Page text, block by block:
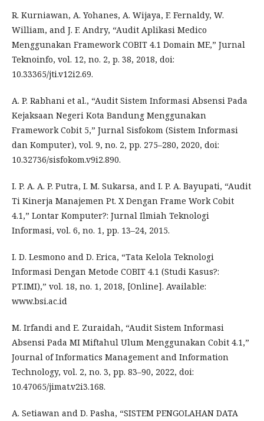
R. Kurniawan, A. Yohanes, A. Wijaya, F. Fernaldy, W.
William, and J. F. Andry, “Audit Aplikasi Medico
Menggunakan Framework COBIT 4.1 Domain ME,” Jurnal
Teknoinfo, vol. 12, no. 2, p. 38, 2018, doi:
10.33365/jti.v12i2.69.
A. P. Rabhani et al., “Audit Sistem Informasi Absensi Pada
Kejaksaan Negeri Kota Bandung Menggunakan
Framework Cobit 5,” Jurnal Sisfokom (Sistem Informasi
dan Komputer), vol. 9, no. 2, pp. 275–280, 2020, doi:
10.32736/sisfokom.v9i2.890.
I. P. A. A. P. Putra, I. M. Sukarsa, and I. P. A. Bayupati, “Audit
Ti Kinerja Manajemen Pt. X Dengan Frame Work Cobit
4.1,” Lontar Komputer?: Jurnal Ilmiah Teknologi
Informasi, vol. 6, no. 1, pp. 13–24, 2015.
I. D. Lesmono and D. Erica, “Tata Kelola Teknologi
Informasi Dengan Metode COBIT 4.1 (Studi Kasus?:
PT.IMI),” vol. 18, no. 1, 2018, [Online]. Available:
www.bsi.ac.id
M. Irfandi and E. Zuraidah, “Audit Sistem Informasi
Absensi Pada MI Miftahul Ulum Menggunakan Cobit 4.1,”
Journal of Informatics Management and Information
Technology, vol. 2, no. 3, pp. 83–90, 2022, doi:
10.47065/jimat.v2i3.168.
A. Setiawan and D. Pasha, “SISTEM PENGOLAHAN DATA